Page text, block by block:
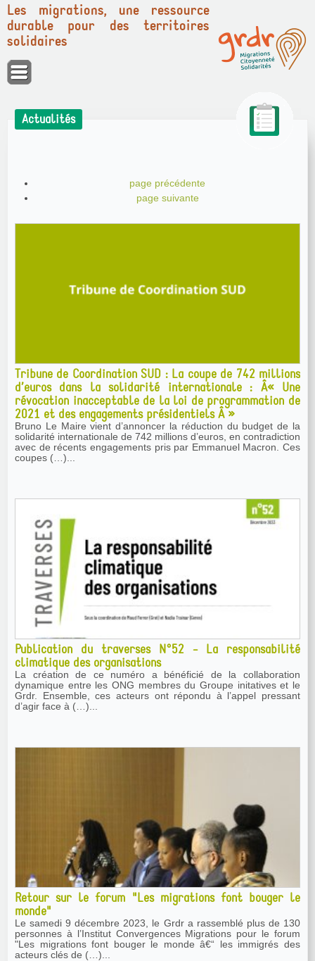
Les migrations, une ressource
durable pour des territoires
solidaires
Actualités
page précédente
page suivante
Tribune de Coordination SUD : La coupe de 742 millions
d’euros dans la solidarité internationale : Â« Une
révocation inacceptable de la loi de programmation de
2021 et des engagements présidentiels Â »
Bruno Le Maire vient d’annoncer la réduction du budget de la
solidarité internationale de 742 millions d’euros, en contradiction
avec de récents engagements pris par Emmanuel Macron. Ces
coupes (…)...
Publication du traverses N°52 - La responsabilité
climatique des organisations
La création de ce numéro a bénéficié de la collaboration
dynamique entre les ONG membres du Groupe initatives et le
Grdr. Ensemble, ces acteurs ont répondu à l’appel pressant
d’agir face à (…)...
Retour sur le forum "Les migrations font bouger le
monde"
Le samedi 9 décembre 2023, le Grdr a rassemblé plus de 130
personnes à l’Institut Convergences Migrations pour le forum
"Les migrations font bouger le monde â€“ les immigrés des
acteurs clés de (…)...